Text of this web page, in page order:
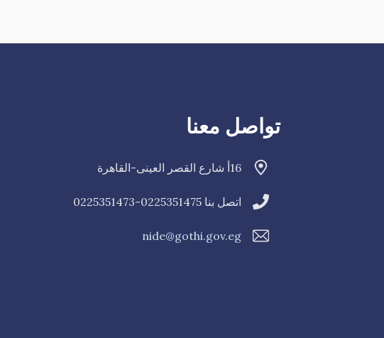
تواصل معنا
16أ شارع القصر العينى-القاهرة
اتصل بنا 0225351475-0225351473
nide@gothi.gov.eg